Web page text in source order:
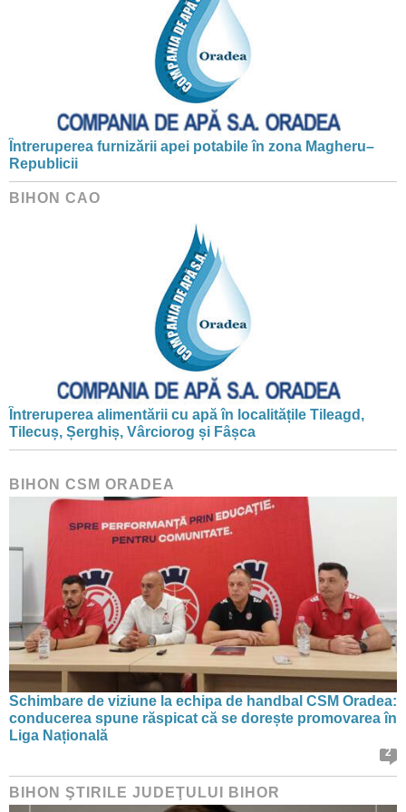
Întreruperea furnizării apei potabile în zona Magheru–
Republicii
BIHON CAO
Întreruperea alimentării cu apă în localitățile Tileagd,
Tilecuș, Șerghiș, Vârciorog și Fâșca
BIHON CSM ORADEA
Schimbare de viziune la echipa de handbal CSM Oradea:
conducerea spune răspicat că se dorește promovarea în
Liga Națională
2
BIHON ŞTIRILE JUDEŢULUI BIHOR